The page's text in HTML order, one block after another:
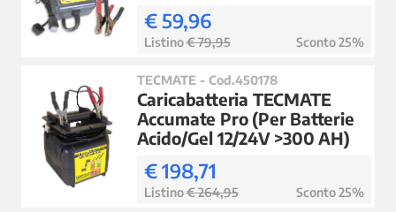
€ 59,96
Listino€ 79,95 Sconto 25%
TECMATE - Cod.450178
Caricabatteria TECMATE
Accumate Pro (Per Batterie
Acido/Gel 12/24V >300 AH)
€ 198,71
Listino€ 264,95 Sconto 25%